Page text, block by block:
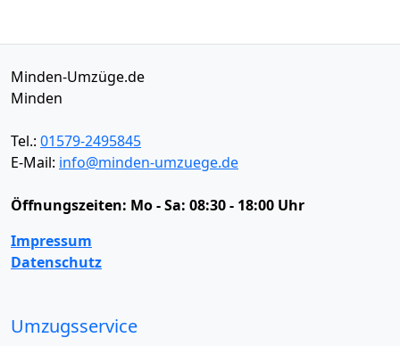
Minden-Umzüge.de
Minden
Tel.: 01579-2495845
E-Mail: info@minden-umzuege.de
Öffnungszeiten: Mo - Sa: 08:30 - 18:00 Uhr
Impressum
Datenschutz
Umzugsservice